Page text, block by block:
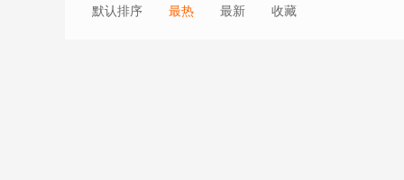
默认排序 最热 最新 收藏